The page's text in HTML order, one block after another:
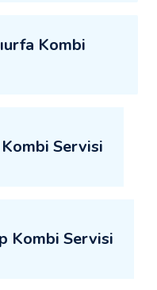
Kombi
Servisi
Kombi Servisi